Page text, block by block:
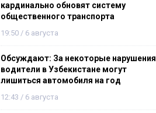
кардинально обновят систему
общественного транспорта
19:50 / 6 августа
Обсуждают: За некоторые нарушения
водители в Узбекистане могут
лишиться автомобиля на год
12:43 / 6 августа